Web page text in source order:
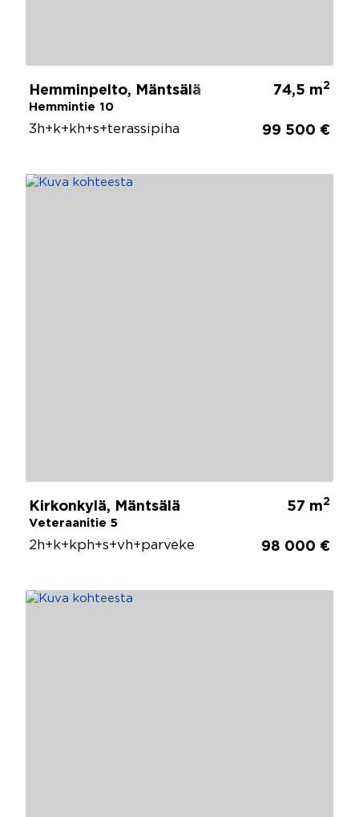
Hemminpelto, Mäntsälä
Hemmintie 10
74,5 m2
3h+k+kh+s+terassipiha 99 500 €
Kirkonkylä, Mäntsälä
Veteraanitie 5
57 m2
2h+k+kph+s+vh+parveke 98 000 €